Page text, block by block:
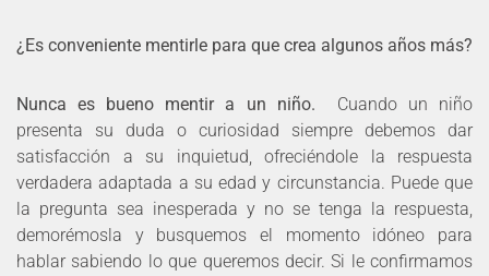
¿Es conveniente mentirle para que crea algunos años más?
Nunca es bueno mentir a un niño.
Cuando un niño
presenta su duda o curiosidad siempre debemos dar
satisfacción a su inquietud, ofreciéndole la respuesta
verdadera adaptada a su edad y circunstancia. Puede que
la pregunta sea inesperada y no se tenga la respuesta,
demorémosla y busquemos el momento idóneo para
hablar sabiendo lo que queremos decir. Si le confirmamos